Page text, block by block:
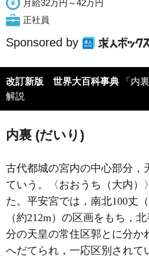
月給32万円～42万円
正社員
Sponsored by
改訂新版 世界大百科事典
解説
内裏 (だいり)
古代都城の宮内の中心部分，
ていう。〈おおうち（大内）
た。平安宮では，南北100丈
（約212m）の区画をもち，
分の天皇の常住区郭とに分か
へだてられ，一応区別されて